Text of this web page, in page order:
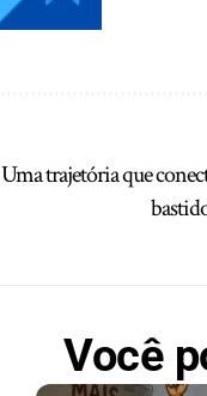
Uma trajetória que
Você